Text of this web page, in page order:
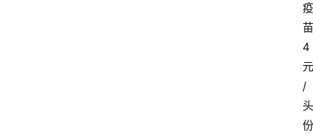
疫
苗
4
元
/
头
份